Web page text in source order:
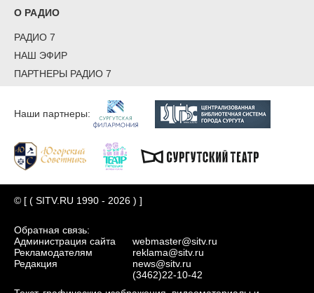
О РАДИО
РАДИО 7
НАШ ЭФИР
ПАРТНЕРЫ РАДИО 7
Наши партнеры:
© [ ( SITV.RU 1990 - 2026 ) ]
Обратная связь:
Администрация сайта
Рекламодателям
Редакция
webmaster@sitv.ru
reklama@sitv.ru
news@sitv.ru
(3462)22-10-42